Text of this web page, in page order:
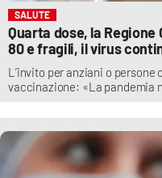
SALUTE
Quarta dose, la
80 e fragili, il virus
L’invito per anziani o
vaccinazione: «La pandemia